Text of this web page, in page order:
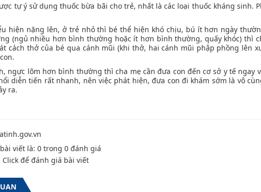
tự ý sử dụng thuốc bừa bãi cho trẻ, nhất là các loại thuốc kháng sinh.
hiện nặng lên, ở trẻ nhỏ thì bé thể hiện khó chịu, bú ít hơn ngày
(ngủ nhiều hơn bình thường hoặc ít hơn bình thường, quấy khóc) thì
cách thở của bé qua cánh mũi (khi thở, hai cánh mũi phập phồng lên
ngực lõm hơn bình thường thì cha mẹ cần đưa con đến cơ sở y tế ngay
diễn tiến rất nhanh, nên việc phát hiện, đưa con đi khám sớm là vô
ra.
viết là: 0 trong 0 đánh giá
Click để đánh giá bài viết